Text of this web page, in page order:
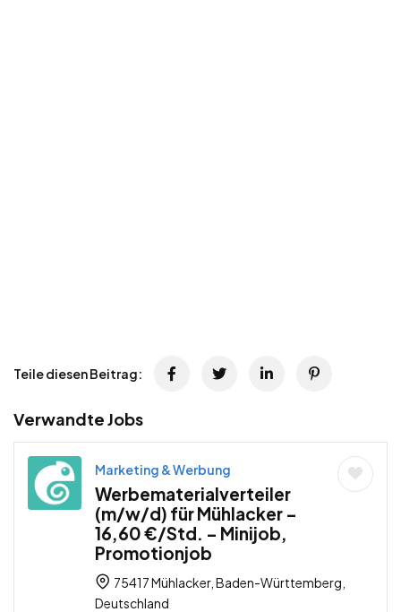
Teile diesen Beitrag:
Verwandte Jobs
Marketing & Werbung
Werbematerialverteiler
(m/w/d) für Mühlacker –
16,60 €/Std. – Minijob,
Promotionjob
75417 Mühlacker, Baden-Württemberg,
Deutschland